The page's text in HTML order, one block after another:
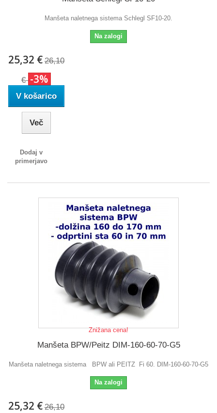
Manšeta naletnega sistema Schlegl SF10-20.
Na zalogi
25,32 € 26,10
€ -3%
V košarico
Več
Dodaj v
primerjavo
Znižana cena!
Manšeta BPW/Peitz DIM-160-60-70-G5
Manšeta naletnega sistema BPW ali PEITZ Fi 60. DIM-160-60-70-G5
Na zalogi
25,32 € 26,10